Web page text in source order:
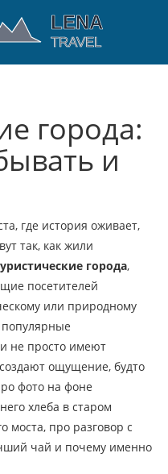
города:
и
где история оживает,
так, как жили
города,
посетителей
или природному
популярные
не просто имеют
ощущение, будто
фото на фоне
хлеба в старом
моста, про разговор с
чай и почему именно